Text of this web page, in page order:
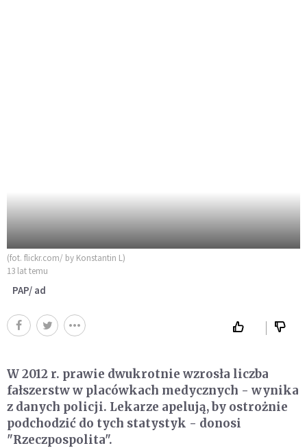
(fot. flickr.com/ by Konstantin L)
13 lat temu
PAP/ ad
W 2012 r. prawie dwukrotnie wzrosła liczba
fałszerstw w placówkach medycznych - wynika
z danych policji. Lekarze apelują, by ostrożnie
podchodzić do tych statystyk - donosi
"Rzeczpospolita".